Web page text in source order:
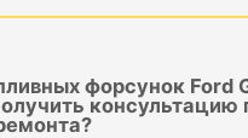
форсунок Ford
консультацию